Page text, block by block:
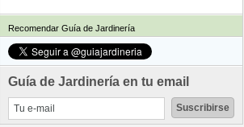
Recomendar Guía de Jardinería
Guía de Jardinería en tu email